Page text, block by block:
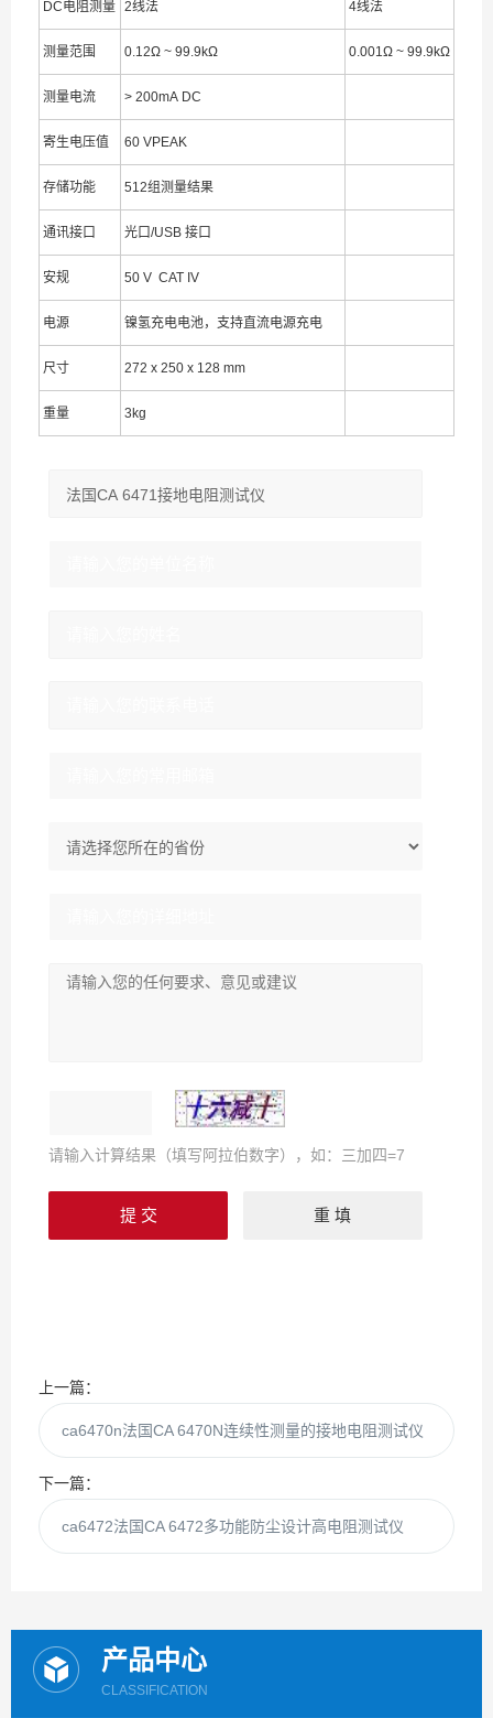
DC电阻测量 2线法 4线法
测量范围 0.12Ω ~ 99.9kΩ 0.001Ω ~ 99.9kΩ
测量电流 > 200mA DC
寄生电压值 60 VPEAK
存储功能 512组测量结果
通讯接口 光口/USB 接口
安规 50 V CAT IV
电源 镍氢充电电池，支持直流电源充电
尺寸 272 x 250 x 128 mm
重量 3kg
请输入计算结果（填写阿拉伯数字），如：三加四=7
上一篇：
ca6470n法国CA 6470N连续性测量的接地电阻测试仪
下一篇：
ca6472法国CA 6472多功能防尘设计高电阻测试仪
产品中心
CLASSIFICATION